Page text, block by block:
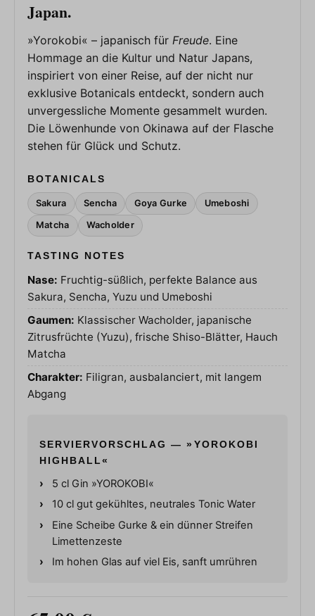
Japan.
»Yorokobi« – japanisch für Freude. Eine
Hommage an die Kultur und Natur Japans,
inspiriert von einer Reise, auf der nicht nur
exklusive Botanicals entdeckt, sondern auch
unvergessliche Momente gesammelt wurden.
Die Löwenhunde von Okinawa auf der Flasche
stehen für Glück und Schutz.
BOTANICALS
Sakura Sencha Goya Gurke Umeboshi
Matcha Wacholder
TASTING NOTES
Nase: Fruchtig-süßlich, perfekte Balance aus
Sakura, Sencha, Yuzu und Umeboshi
Gaumen: Klassischer Wacholder, japanische
Zitrusfrüchte (Yuzu), frische Shiso-Blätter, Hauch
Matcha
Charakter: Filigran, ausbalanciert, mit langem
Abgang
SERVIERVORSCHLAG — »YOROKOBI
HIGHBALL«
5 cl Gin »YOROKOBI«
10 cl gut gekühltes, neutrales Tonic Water
Eine Scheibe Gurke & ein dünner Streifen
Limettenzeste
Im hohen Glas auf viel Eis, sanft umrühren